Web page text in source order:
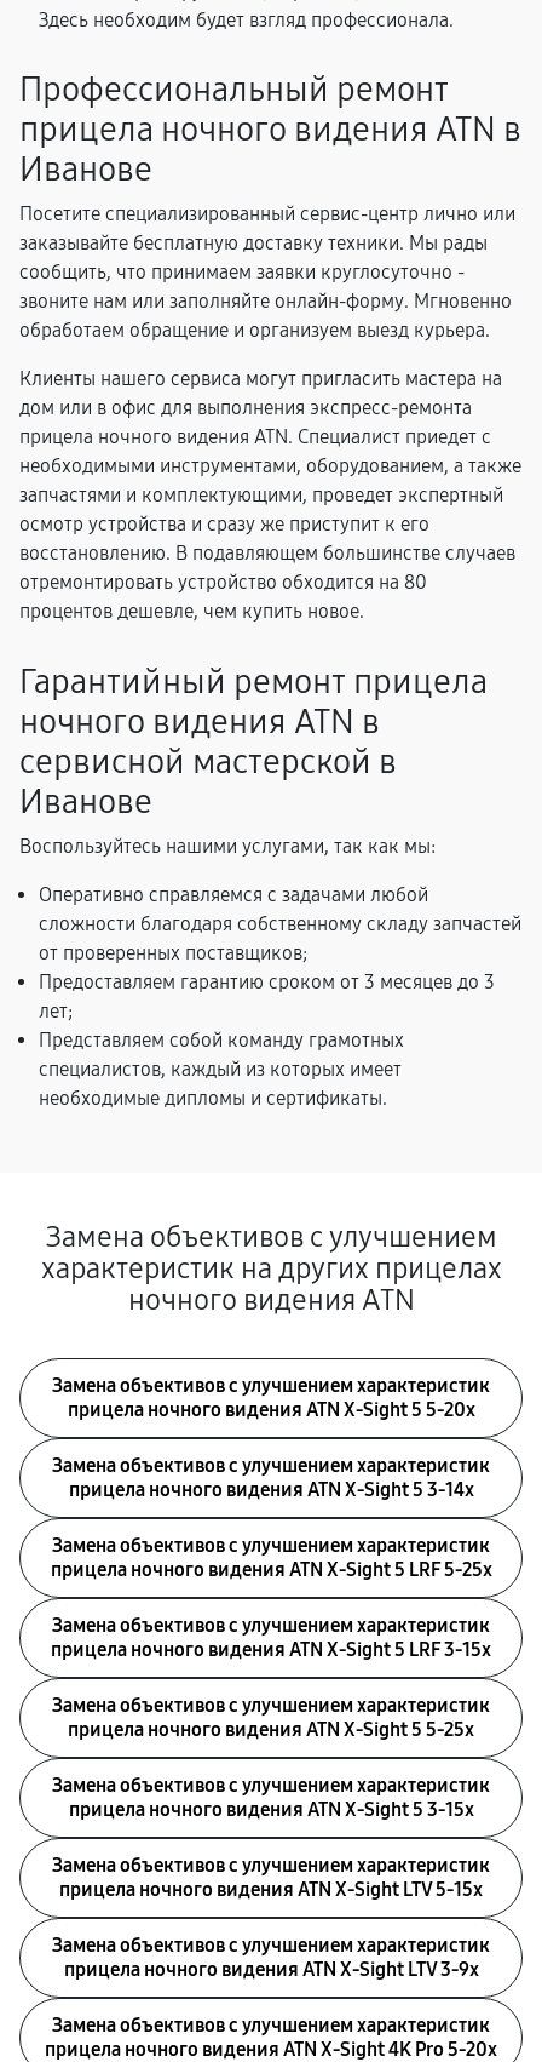
Здесь необходим будет взгляд профессионала.
Профессиональный ремонт
прицела ночного видения ATN в
Иванове
Посетите специализированный сервис-центр лично или
заказывайте бесплатную доставку техники. Мы рады
сообщить, что принимаем заявки круглосуточно -
звоните нам или заполняйте онлайн-форму. Мгновенно
обработаем обращение и организуем выезд курьера.
Клиенты нашего сервиса могут пригласить мастера на
дом или в офис для выполнения экспресс-ремонта
прицела ночного видения ATN. Специалист приедет с
необходимыми инструментами, оборудованием, а также
запчастями и комплектующими, проведет экспертный
осмотр устройства и сразу же приступит к его
восстановлению. В подавляющем большинстве случаев
отремонтировать устройство обходится на 80
процентов дешевле, чем купить новое.
Гарантийный ремонт прицела
ночного видения ATN в
сервисной мастерской в
Иванове
Воспользуйтесь нашими услугами, так как мы:
Оперативно справляемся с задачами любой
сложности благодаря собственному складу запчастей
от проверенных поставщиков;
Предоставляем гарантию сроком от 3 месяцев до 3
лет;
Представляем собой команду грамотных
специалистов, каждый из которых имеет
необходимые дипломы и сертификаты.
Замена объективов с улучшением
характеристик на других прицелах
ночного видения ATN
Замена объективов с улучшением характеристик
прицела ночного видения ATN X-Sight 5 5-20x
Замена объективов с улучшением характеристик
прицела ночного видения ATN X-Sight 5 3-14x
Замена объективов с улучшением характеристик
прицела ночного видения ATN X-Sight 5 LRF 5-25x
Замена объективов с улучшением характеристик
прицела ночного видения ATN X-Sight 5 LRF 3-15x
Замена объективов с улучшением характеристик
прицела ночного видения ATN X-Sight 5 5-25x
Замена объективов с улучшением характеристик
прицела ночного видения ATN X-Sight 5 3-15x
Замена объективов с улучшением характеристик
прицела ночного видения ATN X-Sight LTV 5-15x
Замена объективов с улучшением характеристик
прицела ночного видения ATN X-Sight LTV 3-9x
Замена объективов с улучшением характеристик
прицела ночного видения ATN X-Sight 4K Pro 5-20x